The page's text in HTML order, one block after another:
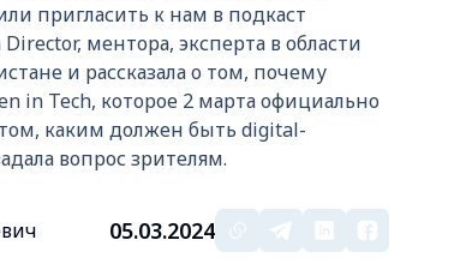
пригласить к нам в подкаст
ментора, эксперта в области
и рассказала о том, почему
in Tech, которое 2 марта официально
каким должен быть digital-
вопрос зрителям.
05.03.2024